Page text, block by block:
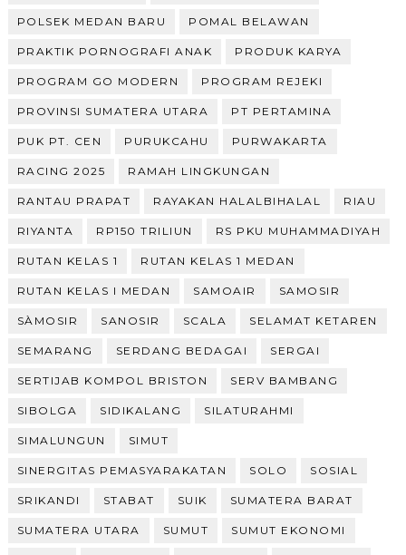
POLSEK MEDAN BARU POMAL BELAWAN
PRAKTIK PORNOGRAFI ANAK PRODUK KARYA
PROGRAM GO MODERN PROGRAM REJEKI
PROVINSI SUMATERA UTARA PT PERTAMINA
PUK PT. CEN PURUKCAHU PURWAKARTA
RACING 2025 RAMAH LINGKUNGAN
RANTAU PRAPAT RAYAKAN HALALBIHALAL RIAU
RIYANTA RP150 TRILIUN RS PKU MUHAMMADIYAH
RUTAN KELAS 1 RUTAN KELAS 1 MEDAN
RUTAN KELAS I MEDAN SAMOAIR SAMOSIR
SÀMOSIR SANOSIR SCALA SELAMAT KETAREN
SEMARANG SERDANG BEDAGAI SERGAI
SERTIJAB KOMPOL BRISTON SERV BAMBANG
SIBOLGA SIDIKALANG SILATURAHMI
SIMALUNGUN SIMUT
SINERGITAS PEMASYARAKATAN SOLO SOSIAL
SRIKANDI STABAT SUIK SUMATERA BARAT
SUMATERA UTARA SUMUT SUMUT EKONOMI